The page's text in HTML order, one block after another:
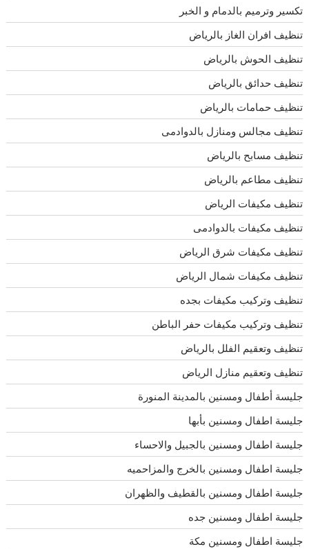
تكسير وترميم بالدمام و الخبر
تنظيف افران الغاز بالرياض
تنظيف الحوش بالرياض
تنظيف حدائق بالرياض
تنظيف حمامات بالرياض
تنظيف مجالس ومنازل بالدوادمى
تنظيف مسابح بالرياض
تنظيف مطاعم بالرياض
تنظيف مكيفات الرياض
تنظيف مكيفات بالدوادمى
تنظيف مكيفات شرق الرياض
تنظيف مكيفات شمال الرياض
تنظيف وتركيب مكيفات بجده
تنظيف وتركيب مكيفات حفر الباطن
تنظيف وتعقيم الفلل بالرياض
تنظيف وتعقيم منازل الرياض
جليسة أطفال ومسنين بالمدينة المنورة
جليسة اطفال ومسنين بأبها
جليسة اطفال ومسنين بالجبيل والاحساء
جليسة اطفال ومسنين بالخرج والمزاحميه
جليسة اطفال ومسنين بالقطيف والظهران
جليسة اطفال ومسنين جده
جليسة اطفال ومسنين مكة